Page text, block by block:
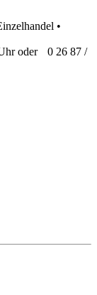
•
oder
0 26 87 /